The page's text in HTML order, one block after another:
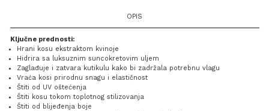
OPIS
Ključne prednosti:
Hrani kosu ekstraktom kvinoje
Hidrira sa luksuznim suncokretovim uljem
Zaglađuje i zatvara kutikulu kako bi zadržala potrebnu vlagu
Vraća kosi prirodnu snagu i elastičnost
Štiti od UV oštećenja
Štiti kosu tokom toplotnog stilizovanja
Štiti od blijeđenja boje